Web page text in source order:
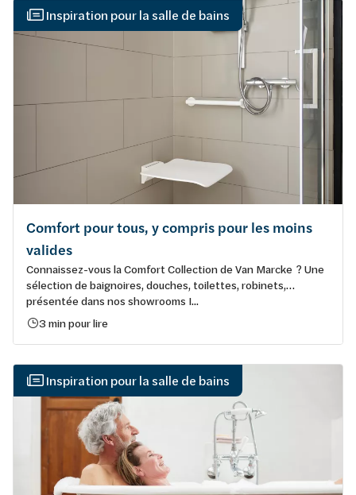
Inspiration pour la salle de bains
Comfort pour tous, y compris pour les moins
valides
Connaissez-vous la Comfort Collection de Van Marcke ? Une
sélection de baignoires, douches, toilettes, robinets,…
présentée dans nos showrooms I...
3 min pour lire
Inspiration pour la salle de bains